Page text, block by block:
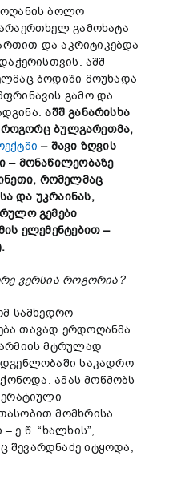
ბოლო
გამოხატა
და აკრიტიკებდა
აშშ
ბოდიში მოუხადა
გამო და
აშშ განარისხა
როგორც ბულგარეთმა,
– შავი ზღვის
– მონაწილეობაზე
რომელმაც
და უკრაინას,
გემები
ელემენტებით –
ვერსია როგორია?
სამხედრო
თავად ერდოღანმა
მტრულად
საკადრო
ამას მოწმობს
მომხრისა
ე.წ. “ხალხის”,
იტყოდა,